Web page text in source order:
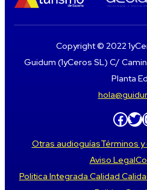
Copyright © 2022
Guidum (1yCeros SL) C/
Planta
Facebook Twitter
Otras audioguíasTérminos
Aviso Legal
Politica Integrada Calidad